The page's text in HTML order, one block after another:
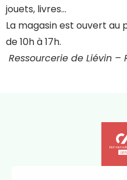
jouets, livres…
La magasin est ouvert au
de 10h à 17h.
Ressourcerie de Liévin –